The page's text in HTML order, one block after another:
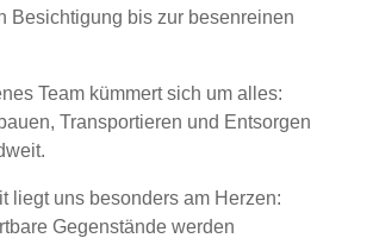
Besichtigung bis zur besenreinen
Team kümmert sich um alles:
Transportieren und Entsorgen
liegt uns besonders am Herzen:
Gegenstände werden